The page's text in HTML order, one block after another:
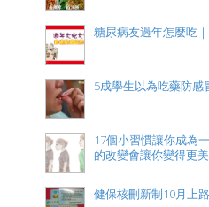
糖尿病友過年怎麼吃
5成學生以為吃藥防感
17個小習慣讓你成為
的改變會讓你變得更美
健保核刪新制10月上